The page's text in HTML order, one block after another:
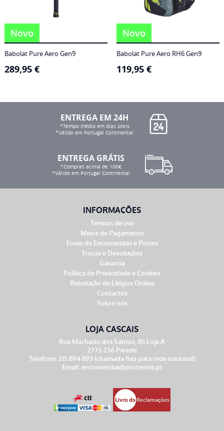
Novo
Babolat Pure Aero Gen9
289,95 €
Novo
Babolat Pure Aero RH6 Gen9
119,95 €
ENTREGA EM 24H
*Tempo médio em dias úteis
*Válido em Portugal Continental
ENTREGA GRÁTIS
*Compras acima de 100€
*Válido em Portugal Continental
INFORMAÇÕES
Termos de uso
Meios de Pagamento
Envio de Encomendas e Portes
Trocas e Devoluções
Garantia
Política de Privacidade e Cookies
Resolução de Litígios Online
Contactos
Sobre nós
LOJA CASCAIS
Rua Machado dos Santos, 85 Loja A
2775-236 Parede
Telefone: 215 894 893 (chamada fixa para rede nacional)
Email: encomendas@protennis.pt